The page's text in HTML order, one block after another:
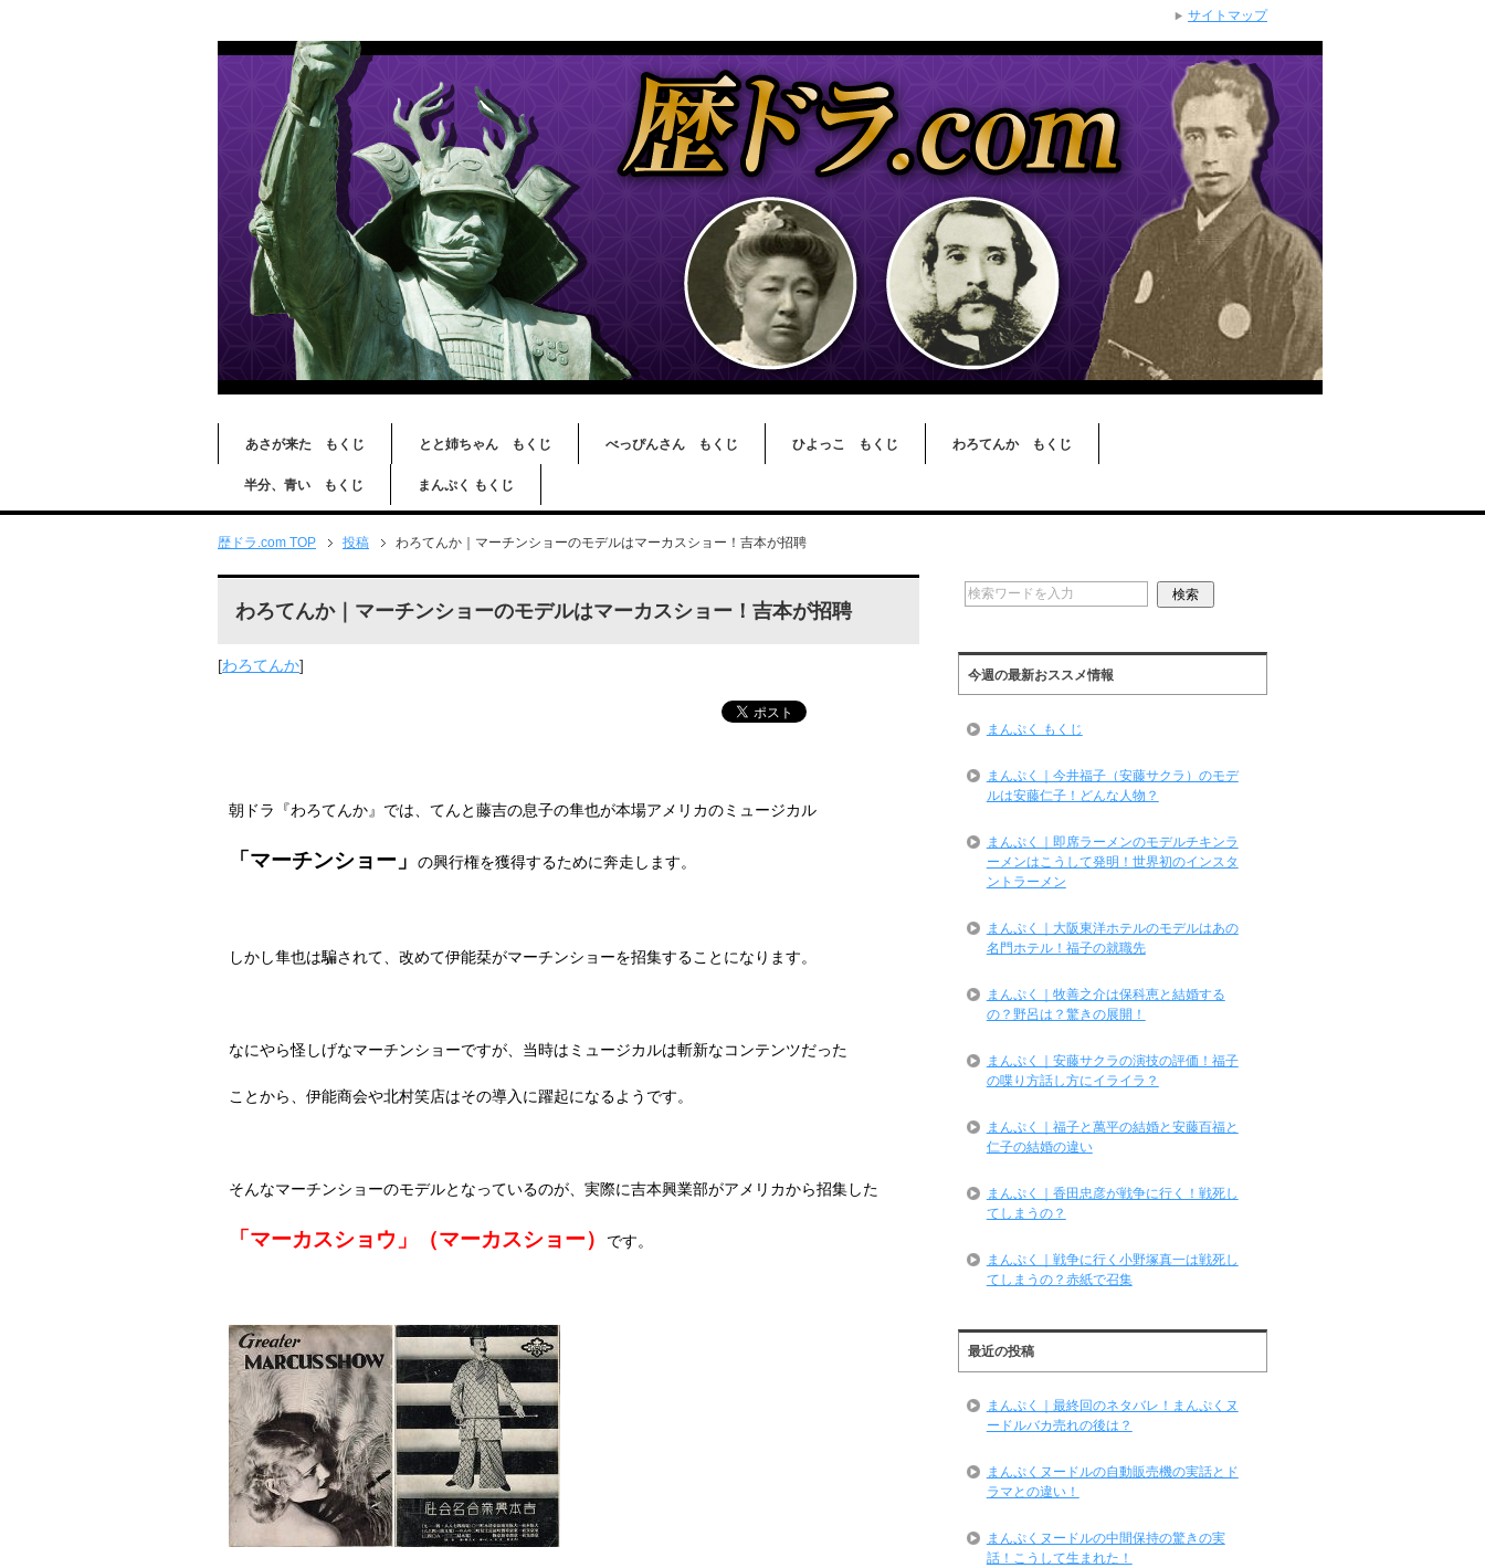
あさが来た もくじ とと姉ちゃん もくじ べっぴんさん もくじ ひよっこ もくじ わろてんか もくじ
半分、青い もくじ まんぷく もくじ
歴ドラ.com TOP 投稿 わろてんか｜マーチンショーのモデルはマーカスショー！吉本が招聘
わろてんか｜マーチンショーのモデルはマーカスショー！吉本が招聘
[わろてんか]
朝ドラ『わろてんか』では、てんと藤吉の息子の隼也が本場アメリカのミュージカル
「マーチンショー」 の興行権を獲得するために奔走します。
しかし隼也は騙されて、改めて伊能栞がマーチンショーを招集することになります。
なにやら怪しげなマーチンショーですが、当時はミュージカルは斬新なコンテンツだった
ことから、伊能商会や北村笑店はその導入に躍起になるようです。
そんなマーチンショーのモデルとなっているのが、実際に吉本興業部がアメリカから招集した
「マーカスショウ」（マーカスショー） です。
今週の最新おススメ情報
まんぷく もくじ
まんぷく｜今井福子（安藤サクラ）のモデ
ルは安藤仁子！どんな人物？
まんぷく｜即席ラーメンのモデルチキンラ
ーメンはこうして発明！世界初のインスタ
ントラーメン
まんぷく｜大阪東洋ホテルのモデルはあの
名門ホテル！福子の就職先
まんぷく｜牧善之介は保科恵と結婚する
の？野呂は？驚きの展開！
まんぷく｜安藤サクラの演技の評価！福子
の喋り方話し方にイライラ？
まんぷく｜福子と萬平の結婚と安藤百福と
仁子の結婚の違い
まんぷく｜香田忠彦が戦争に行く！戦死し
てしまうの？
まんぷく｜戦争に行く小野塚真一は戦死し
てしまうの？赤紙で召集
最近の投稿
まんぷく｜最終回のネタバレ！まんぷくヌ
ードルバカ売れの後は？
まんぷくヌードルの自動販売機の実話とド
ラマとの違い！
まんぷくヌードルの中間保持の驚きの実
話！こうして生まれた！
サイトマップ